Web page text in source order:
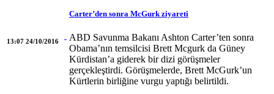
13:07 24/10/2016
Carter’den sonra McGurk ziyareti
ABD Savunma Bakanı Ashton Carter’ten sonra
Obama’nın temsilcisi Brett Mcgurk da Güney
Kürdistan’a giderek bir dizi görüşmeler
gerçekleştirdi. Görüşmelerde, Brett McGurk’un
Kürtlerin birliğine vurgu yaptığı belirtildi.